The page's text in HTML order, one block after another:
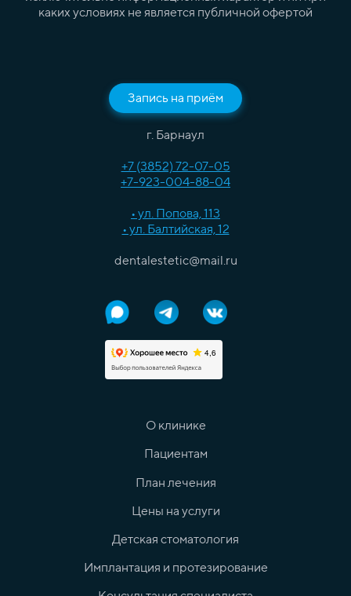
каких условиях не является публичной офертой
Запись на приём
г. Барнаул
+7 (3852) 72-07-05
+7-923-004-88-04
• ул. Попова, 113
• ул. Балтийская, 12
dentalestetic@mail.ru
О клинике
Пациентам
План лечения
Цены на услуги
Детская стоматология
Имплантация и протезирование